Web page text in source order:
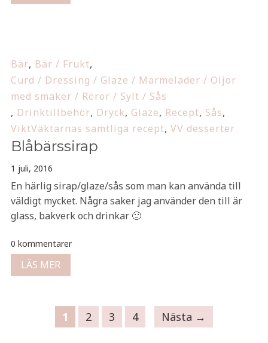
Bär, Bär / Frukt,
Curd / Dressing / Glaze / Marmelader / Oljor
med smaker / Röror / Sylt / Sås
, Drinktillbehör, Dryck, Glaze, Recept, Sås,
ViktVäktarnas samtliga recept, VV desserter
Blåbärssirap
1 juli, 2016
En härlig sirap/glaze/sås som man kan använda till
väldigt mycket. Några saker jag använder den till är
glass, bakverk och drinkar 🙂
0 kommentarer
LÄS MER
1 2 3 4 Nästa →